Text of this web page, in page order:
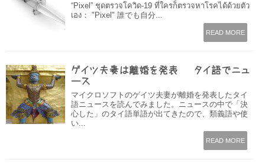
“Pixel” ชุดตรวจโควิด-19 ที่ใครก็ตรวจหาโรคได้ด้วยตัว
เอง： "Pixel" 誰でも自分...
READ MORE
ゲイツ夫妻は離婚を発表 – タイ語でニュ
ース
マイクロソフトのゲイツ夫妻が離婚を発表したタイ
語ニュースを読んでみました。ニュースの中で「決
心した」のタイ語単語が出てきたので、類義語や使
い...
READ MORE